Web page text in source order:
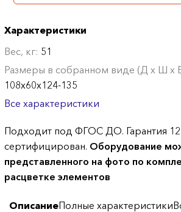
Характеристики
Вес, кг: 51
Размеры в собранном виде (Д х Ш х
108х60х124-135
Все характеристики
Подходит под ФГОС ДО. Гарантия
сертифицирован. Оборудование
представленного на фото по
расцветке элементов
ОписаниеПолные характеристики